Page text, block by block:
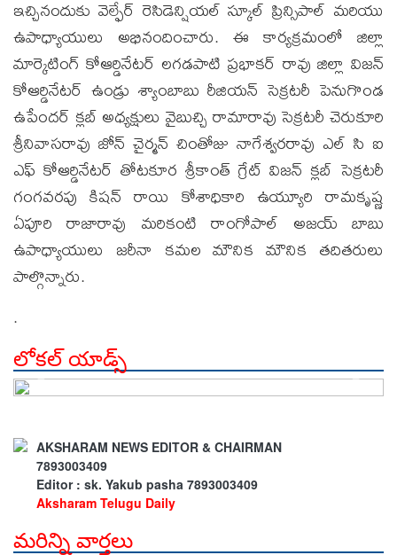
ఇచ్చినందుకు వెల్ఫేర్ రెసిడెన్షియల్ స్కూల్ ప్రిన్సిపాల్ మరియు
ఉపాధ్యాయులు అభినందించారు. ఈ కార్యక్రమంలో జిల్లా
మార్కెటింగ్ కోఆర్డినేటర్ లగడపాటి ప్రభాకర్ రావు జిల్లా విజన్
కోఆర్డినేటర్ ఉండ్రు శ్యాంబాబు రీజియన్ సెక్రటరీ పెనుగొండ
ఉపేందర్ క్లబ్ అధ్యక్షులు వైబుచ్చి రామారావు సెక్రటరీ చెరుకూరి
శ్రీనివాసరావు జోన్ చైర్మన్ చింతోజు నాగేశ్వరరావు ఎల్ సి ఐ
ఎఫ్ కోఆర్డినేటర్ తోటకూర శ్రీకాంత్ గ్రేట్ విజన్ క్లబ్ సెక్రటరీ
గంగవరపు కిషన్ రాయి కోశాధికారి ఉయ్యూరి రామకృష్ణ
ఏపూరి రాజారావు మరికంటి రాంగోపాల్ అజయ్ బాబు
ఉపాధ్యాయులు జరీనా కమల మౌనిక మౌనిక తదితరులు
పాల్గొన్నారు.
.
లోకల్ యాడ్స్
AKSHARAM NEWS EDITOR & CHAIRMAN
7893003409
Editor : sk. Yakub pasha 7893003409
Aksharam Telugu Daily
మరిన్ని వార్తలు